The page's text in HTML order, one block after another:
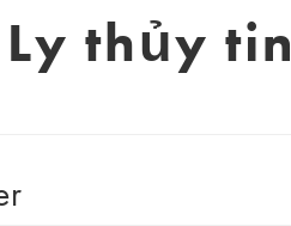
Ly thủy